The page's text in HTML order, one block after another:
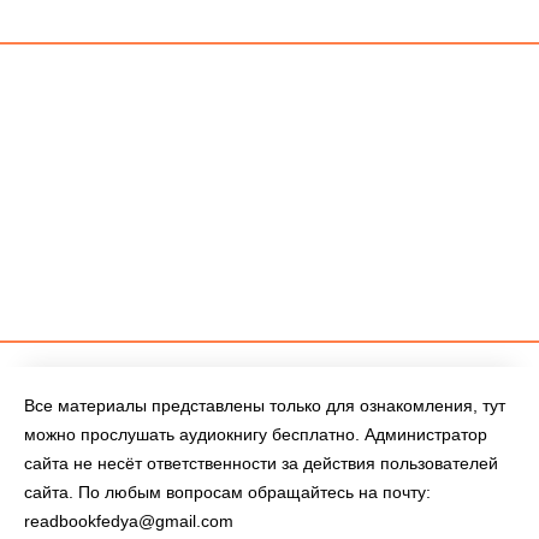
Все материалы представлены только для ознакомления, тут
можно прослушать аудиокнигу бесплатно. Администратор
сайта не несёт ответственности за действия пользователей
сайта. По любым вопросам обращайтесь на почту:
readbookfedya@gmail.com